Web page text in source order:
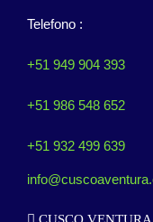
Telefono :
+51 949 904 393
+51 986 548 652
+51 932 499 639